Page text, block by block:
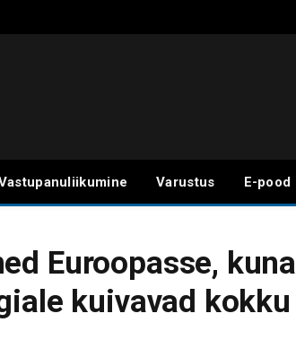
Varustus E-pood
Euroopasse, kuna
kuivavad kokku